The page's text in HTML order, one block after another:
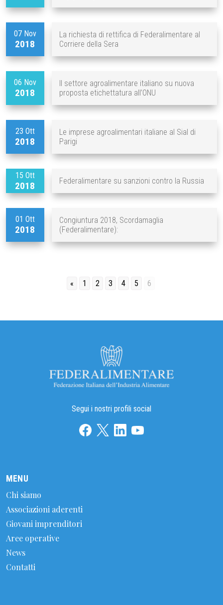
07 Nov
2018
La richiesta di rettifica di Federalimentare al
Corriere della Sera
06 Nov
2018
Il settore agroalimentare italiano su nuova
proposta etichettatura all’ONU
23 Ott
2018
Le imprese agroalimentari italiane al Sial di
Parigi
15 Ott
2018 Federalimentare su sanzioni contro la Russia
01 Ott
2018
Congiuntura 2018, Scordamaglia
(Federalimentare):
« 1 2 3 4 5 6
Segui i nostri profili social
MENU
Chi siamo
Associazioni aderenti
Giovani imprenditori
Aree operative
News
Contatti